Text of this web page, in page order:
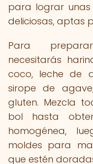
para lograr unas
deliciosas, aptas
Para
necesitarás
coco, leche de
sirope de
gluten. Mezcla
bol hasta
homogénea,
moldes para
que estén